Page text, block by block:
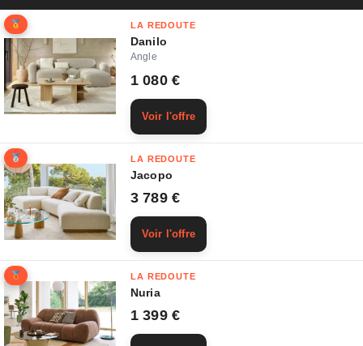
LA REDOUTE
Danilo
Angle
1 080 €
Voir l'offre
LA REDOUTE
Jacopo
3 789 €
Voir l'offre
LA REDOUTE
Nuria
1 399 €